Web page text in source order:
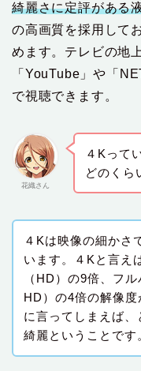
綺麗さに定評がある
の高画質を採用して
めます。テレビの地
「YouTube」や「
で視聴できます。
花織さん
４Kって
どのくら
４Kは映像の細かさ
います。４Kと言え
（HD）の9倍、フ
HD）の4倍の解像
に言ってしまえば
綺麗ということです